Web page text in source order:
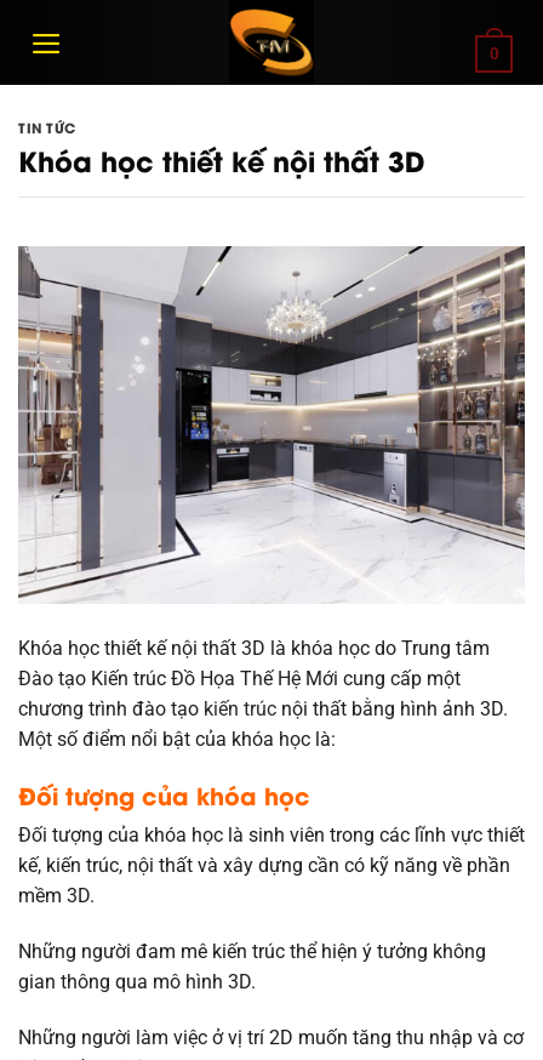
0
TIN TỨC
Khóa học thiết kế nội thất 3D
Khóa học thiết kế nội thất 3D là khóa học do Trung tâm
Đào tạo Kiến trúc Đồ Họa Thế Hệ Mới cung cấp một
chương trình đào tạo kiến trúc nội thất bằng hình ảnh 3D.
Một số điểm nổi bật của khóa học là:
Đối tượng của khóa học
Đối tượng của khóa học là sinh viên trong các lĩnh vực thiết
kế, kiến trúc, nội thất và xây dựng cần có kỹ năng về phần
mềm 3D.
Những người đam mê kiến trúc thể hiện ý tưởng không
gian thông qua mô hình 3D.
Những người làm việc ở vị trí 2D muốn tăng thu nhập và cơ